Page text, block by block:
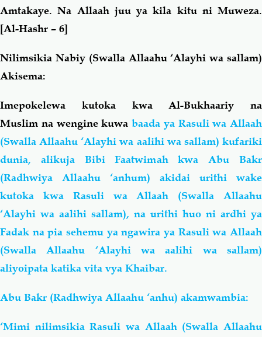
Amtakaye. Na Allaah juu ya kila kitu ni Muweza.
[Al-Hashr – 6]
Nilimsikia Nabiy (Swalla Allaahu ‘Alayhi wa sallam)
Akisema:
Imepokelewa kutoka kwa Al-Bukhaariy na
Muslim na wengine kuwa baada ya Rasuli wa Allaah
(Swalla Allaahu ‘Alayhi wa aalihi wa sallam) kufariki
dunia, alikuja Bibi Faatwimah kwa Abu Bakr
(Radhwiya Allaahu ‘anhum) akidai urithi wake
kutoka kwa Rasuli wa Allaah (Swalla Allaahu
‘Alayhi wa aalihi sallam), na urithi huo ni ardhi ya
Fadak na pia sehemu ya ngawira ya Rasuli wa Allaah
(Swalla Allaahu ‘Alayhi wa aalihi wa sallam)
aliyoipata katika vita vya Khaibar.
Abu Bakr (Radhwiya Allaahu ‘anhu) akamwambia:
‘Mimi nilimsikia Rasuli wa Allaah (Swalla Allaahu